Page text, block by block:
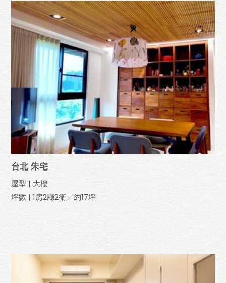
台北 朱宅
屋型 | 大樓
坪數 | 1房2廳2衛╱約17坪